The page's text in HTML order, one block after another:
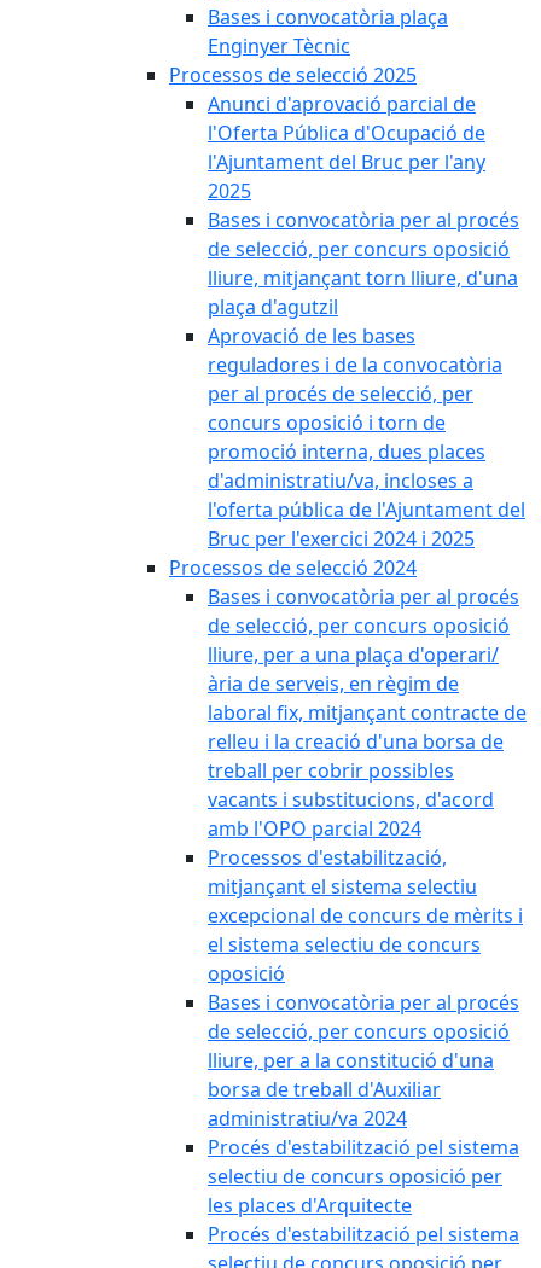
Bases i convocatòria plaça
Enginyer Tècnic
Processos de selecció 2025
Anunci d'aprovació parcial de
l'Oferta Pública d'Ocupació de
l'Ajuntament del Bruc per l'any
2025
Bases i convocatòria per al procés
de selecció, per concurs oposició
lliure, mitjançant torn lliure, d'una
plaça d'agutzil
Aprovació de les bases
reguladores i de la convocatòria
per al procés de selecció, per
concurs oposició i torn de
promoció interna, dues places
d'administratiu/va, incloses a
l'oferta pública de l'Ajuntament del
Bruc per l'exercici 2024 i 2025
Processos de selecció 2024
Bases i convocatòria per al procés
de selecció, per concurs oposició
lliure, per a una plaça d'operari/
ària de serveis, en règim de
laboral fix, mitjançant contracte de
relleu i la creació d'una borsa de
treball per cobrir possibles
vacants i substitucions, d'acord
amb l'OPO parcial 2024
Processos d'estabilització,
mitjançant el sistema selectiu
excepcional de concurs de mèrits i
el sistema selectiu de concurs
oposició
Bases i convocatòria per al procés
de selecció, per concurs oposició
lliure, per a la constitució d'una
borsa de treball d'Auxiliar
administratiu/va 2024
Procés d'estabilització pel sistema
selectiu de concurs oposició per
les places d'Arquitecte
Procés d'estabilització pel sistema